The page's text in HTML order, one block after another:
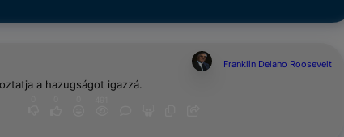
Franklin Delano Roosevelt
a hazugságot igazzá.